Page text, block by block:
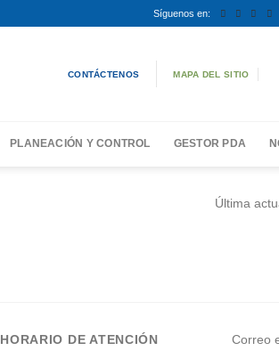
Síguenos en:
CONTÁCTENOS MAPA DEL SITIO
PLANEACIÓN Y CONTROL GESTOR PDA
Última
HORARIO DE ATENCIÓN
Correo